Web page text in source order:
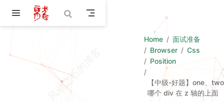
Skip to main content
Home
面试准备
Browser
Css
Position
【中级-好题】one、two
哪个 div 在 z 轴的上面